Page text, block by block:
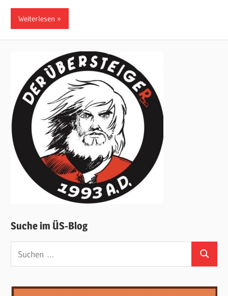
Weiterlesen
Suche im ÜS-Blog
Suchen